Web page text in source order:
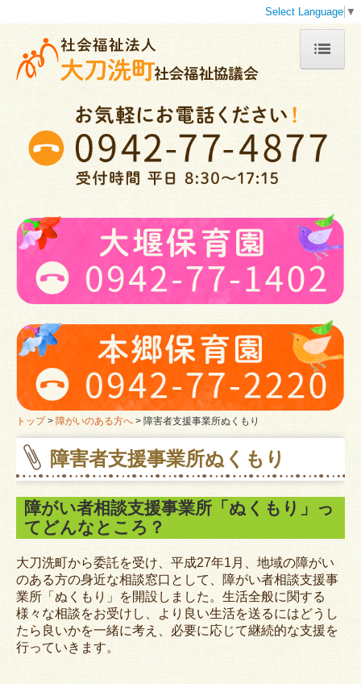
Select Language ▼
大刀洗町社協とは
事業内容の紹介
苦情解決
プライバシーポリシー
関連リンク
高齢者の方へ
ミニデイサービス
大刀洗町老人クラブ
障がいのある方へ
障害者支援事業所ぬくもり
子育て中の方へ
病後児保育
困りごとのある方へ
トップ 障がいのある方へ 障害者支援事業所ぬくもり
障害者支援事業所ぬくもり
障がい者相談支援事業所「ぬくもり」っ
てどんなところ？
大刀洗町から委託を受け、平成27年1月、地域の障がい
のある方の身近な相談窓口として、障がい者相談支援事
業所「ぬくもり」を開設しました。生活全般に関する
様々な相談をお受けし、より良い生活を送るにはどうし
たら良いかを一緒に考え、必要に応じて継続的な支援を
行っていきます。